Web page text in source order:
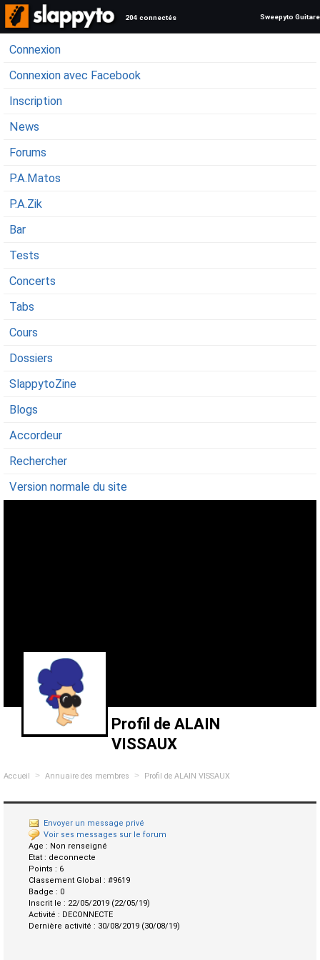
204 connectés Sweepyto Guitare
Connexion
Connexion avec Facebook
Inscription
News
Forums
P.A.Matos
P.A.Zik
Bar
Tests
Concerts
Tabs
Cours
Dossiers
SlappytoZine
Blogs
Accordeur
Rechercher
Version normale du site
Profil de ALAIN
VISSAUX
Accueil > Annuaire des membres > Profil de ALAIN VISSAUX
Envoyer un message privé
Voir ses messages sur le forum
Age : Non renseigné
Etat : deconnecte
Points : 6
Classement Global : #9619
Badge : 0
Inscrit le : 22/05/2019 (22/05/19)
Activité : DECONNECTE
Dernière activité : 30/08/2019 (30/08/19)